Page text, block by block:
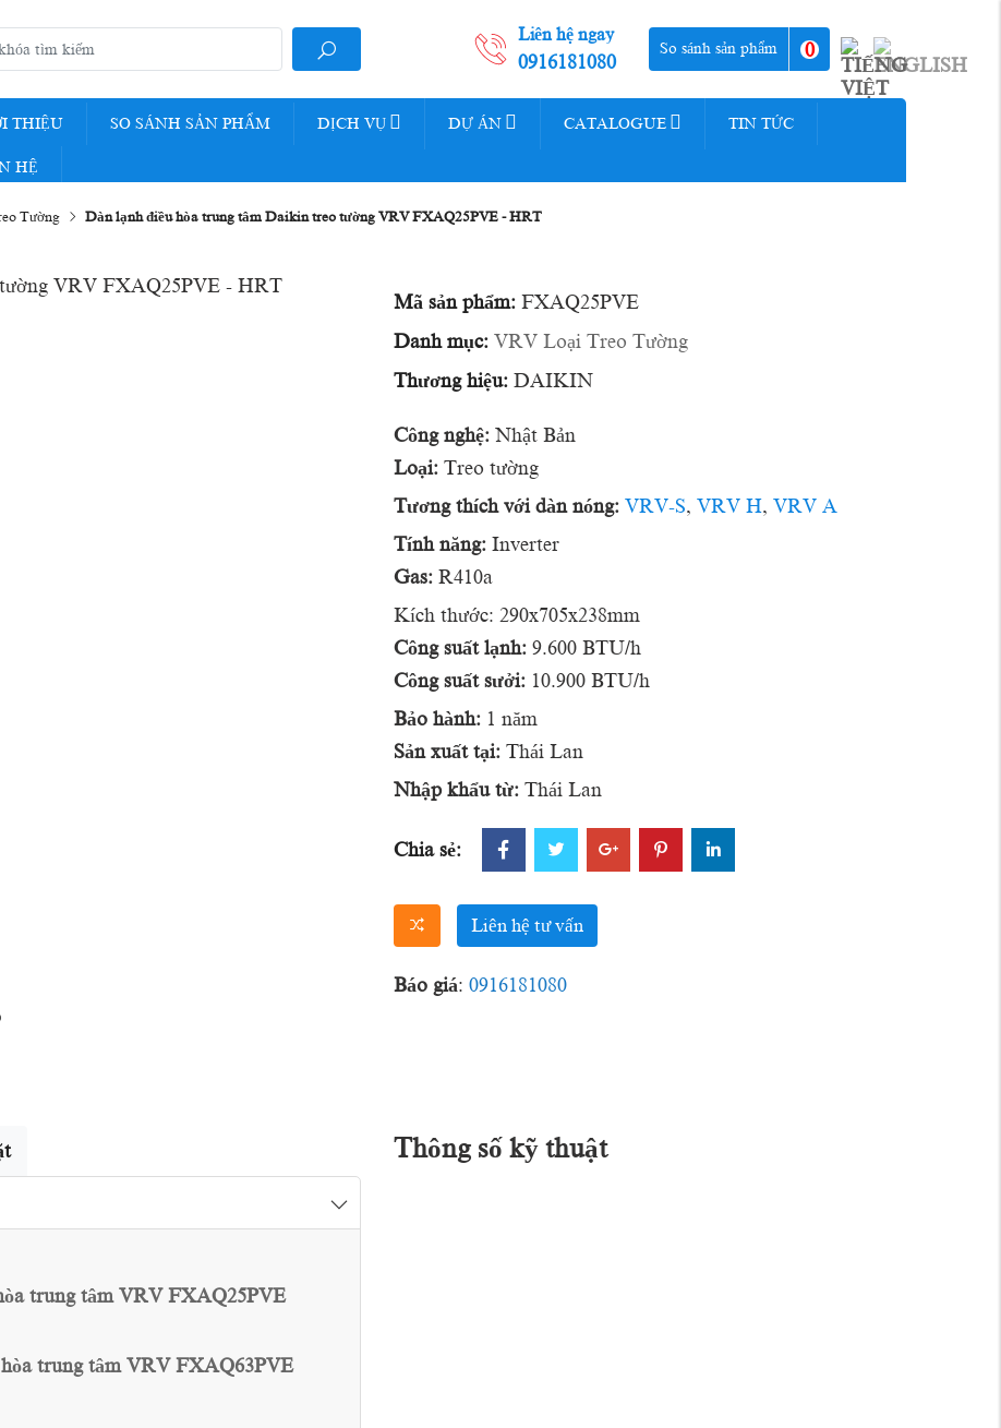
Liên hệ ngay
0916181080
So sánh sản phẩm 0
THIỆU SO SÁNH SẢN PHẨM DỊCH VỤ DỰ ÁN CATALOGUE TIN TỨC
HỆ
Tường Dàn lạnh điều hòa trung tâm Daikin treo tường VRV FXAQ25PVE - HRT
Mã sản phẩm: FXAQ25PVE
Danh mục: VRV Loại Treo Tường
Thương hiệu: DAIKIN
Công nghệ:Nhật Bản
Loại:Treo tường
Tương thích với dàn nóng: VRV-S, VRV H, VRV A
Tính năng:Inverter
Gas:R410a
Kích thước: 290x705x238mm
Công suất lạnh:9.600 BTU/h
Công suất sưởi:10.900 BTU/h
Bảo hành:1 năm
Sản xuất tại:Thái Lan
Nhập khẩu từ:Thái Lan
Chia sẻ:
Liên hệ tư vấn
Báo giá: 0916181080
trung tâm VRV FXAQ25PVE
trung tâm VRV FXAQ63PVE
Thông số kỹ thuật